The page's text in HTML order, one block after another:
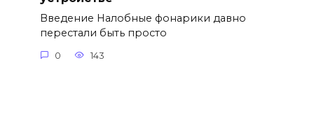
Введение Налобные фонарики давно
перестали быть просто
0 143